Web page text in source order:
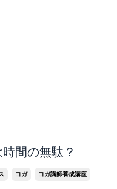
間の無駄？
ヨガ ヨガ講師養成講座